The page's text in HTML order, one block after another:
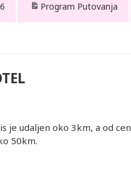
Program Putovanja
je udaljen oko 3km, a od
50km.